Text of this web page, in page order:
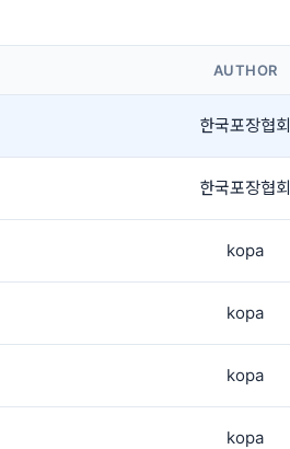
AUTHOR
한국포장협회
한국포장협회
kopa
kopa
kopa
kopa